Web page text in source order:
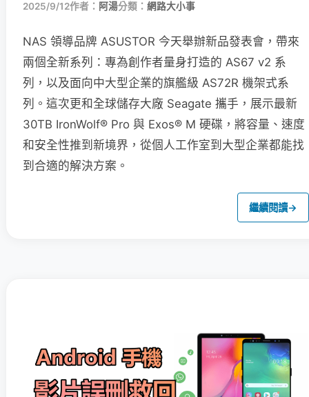
2025/9/12作者： 阿湯分類： 網路大小事
NAS 領導品牌 ASUSTOR 今天舉辦新品發表會，帶來
兩個全新系列：專為創作者量身打造的 AS67 v2 系
列，以及面向中大型企業的旗艦級 AS72R 機架式系
列。這次更和全球儲存大廠 Seagate 攜手，展示最新
30TB IronWolf® Pro 與 Exos® M 硬碟，將容量、速度
和安全性推到新境界，從個人工作室到大型企業都能找
到合適的解決方案。
繼續閱讀→